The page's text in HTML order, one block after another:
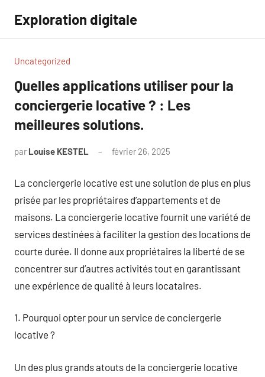
contenu
Exploration digitale
Uncategorized
Quelles applications utiliser pour la
conciergerie locative ? : Les
meilleures solutions.
par Louise KESTEL février 26, 2025
La conciergerie locative est une solution de plus en plus
prisée par les propriétaires d’appartements et de
maisons. La conciergerie locative fournit une variété de
services destinées à faciliter la gestion des locations de
courte durée. Il donne aux propriétaires la liberté de se
concentrer sur d’autres activités tout en garantissant
une expérience de qualité à leurs locataires.
1. Pourquoi opter pour un service de conciergerie
locative ?
Un des plus grands atouts de la conciergerie locative